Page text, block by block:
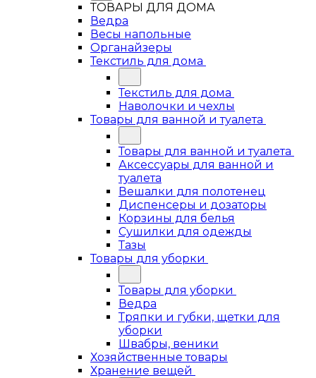
ТОВАРЫ ДЛЯ ДОМА
Ведра
Весы напольные
Органайзеры
Текстиль для дома
Текстиль для дома
Наволочки и чехлы
Товары для ванной и туалета
Товары для ванной и туалета
Аксессуары для ванной и
туалета
Вешалки для полотенец
Диспенсеры и дозаторы
Корзины для белья
Сушилки для одежды
Тазы
Товары для уборки
Товары для уборки
Ведра
Тряпки и губки, щетки для
уборки
Швабры, веники
Хозяйственные товары
Хранение вещей